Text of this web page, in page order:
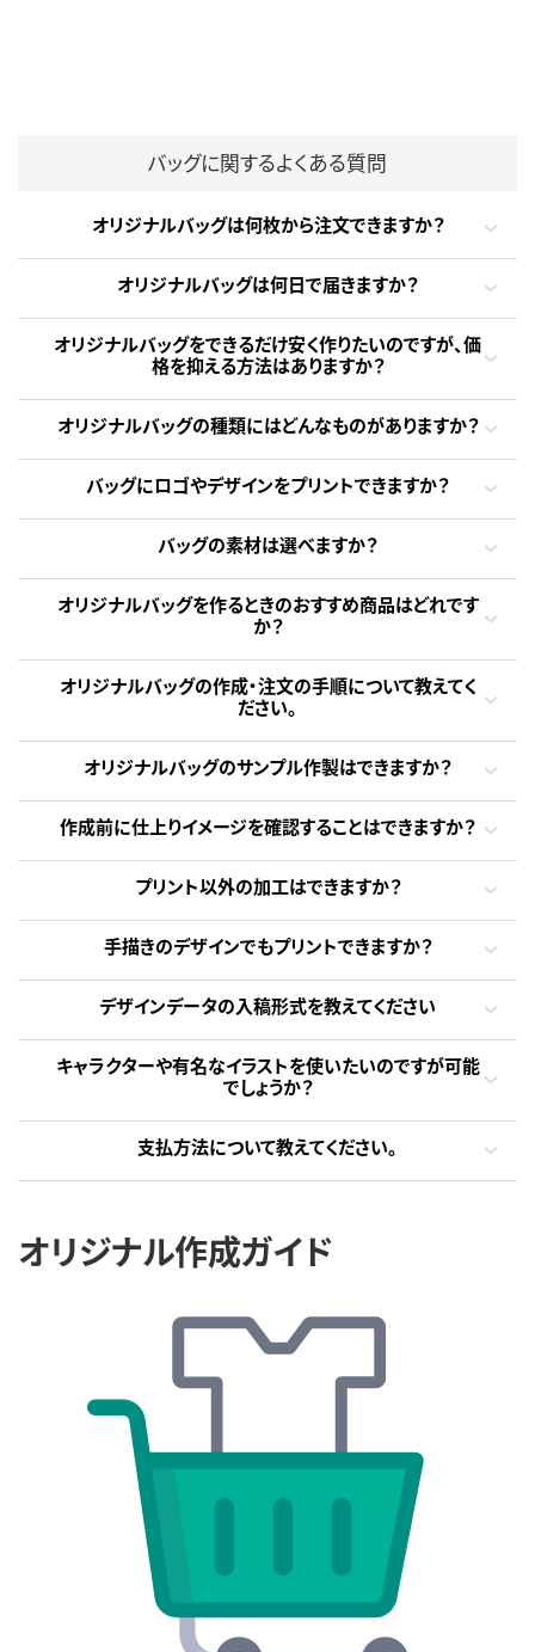
バッグに関するよくある質問
オリジナルバッグは何枚から注文できますか？
オリジナルバッグは何日で届きますか？
オリジナルバッグをできるだけ安く作りたいのですが、価
格を抑える方法はありますか？
オリジナルバッグの種類にはどんなものがありますか？
バッグにロゴやデザインをプリントできますか？
バッグの素材は選べますか？
オリジナルバッグを作るときのおすすめ商品はどれです
か？
オリジナルバッグの作成・注文の手順について教えてく
ださい。
オリジナルバッグのサンプル作製はできますか？
作成前に仕上りイメージを確認することはできますか？
プリント以外の加工はできますか？
手描きのデザインでもプリントできますか？
デザインデータの入稿形式を教えてください
キャラクターや有名なイラストを使いたいのですが可能
でしょうか？
支払方法について教えてください。
オリジナル作成ガイド